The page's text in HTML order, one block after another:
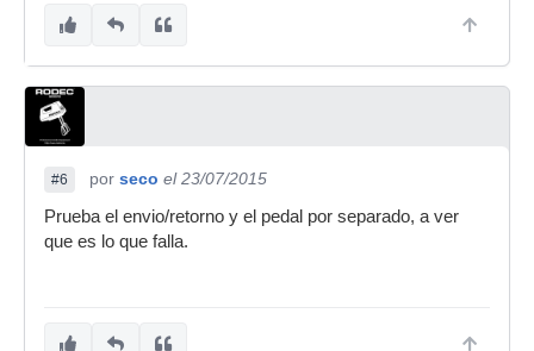
#6 por seco el 23/07/2015
Prueba el envio/retorno y el pedal por separado, a ver
que es lo que falla.